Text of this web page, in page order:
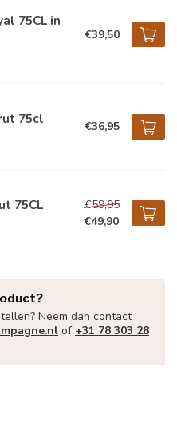
75CL in
€39,50
75cl €36,95
75CL
€59,95
€49,90
Neem dan contact
of +31 78 303 28